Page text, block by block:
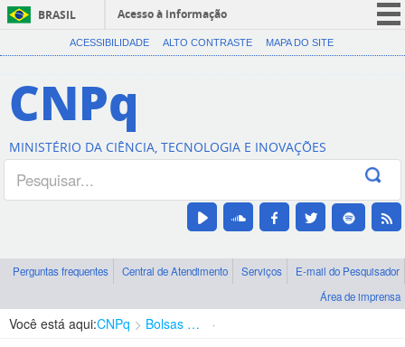
BRASIL
Acesso à informação
CORONAVÍRUS (COVID-19)
Canais
ACESSIBILIDADE ALTO CONTRASTE MAPA DO SITE
CNPq
MINISTÉRIO DA CIÊNCIA, TECNOLOGIA E INOVAÇÕES
Perguntas frequentes Central de Atendimento Serviços
E-mail do Pesquisador
Área de imprensa
Você está aqui:CNPq Bolsas e Auxílios Vigentes